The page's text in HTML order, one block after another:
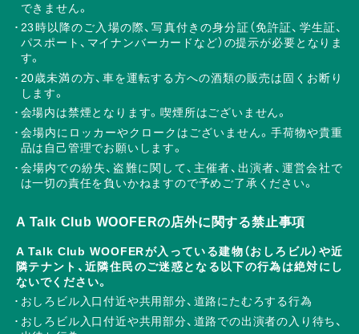
できません。
23時以降のご入場の際、写真付きの身分証（免許証、学生証、
パスポート、マイナンバーカードなど）の提示が必要となりま
す。
20歳未満の方、車を運転する方への酒類の販売は固くお断り
します。
会場内は禁煙となります。喫煙所はございません。
会場内にロッカーやクロークはございません。手荷物や貴重
品は自己管理でお願いします。
会場内での紛失、盗難に関して、主催者、出演者、運営会社で
は一切の責任を負いかねますので予めご了承ください。
A Talk Club WOOFERの店外に関する禁止事項
A Talk Club WOOFERが入っている建物（おしろビル）や近
隣テナント、近隣住民のご迷惑となる以下の行為は絶対にし
ないでください。
おしろビル入口付近や共用部分、道路にたむろする行為
おしろビル入口付近や共用部分、道路での出演者の入り待ち、